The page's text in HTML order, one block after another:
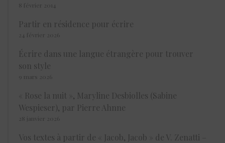
8 février 2014
Partir en résidence pour écrire
24 février 2026
Écrire dans une langue étrangère pour trouver
son style
9 mars 2026
« Rose la nuit », Maryline Desbiolles (Sabine
Wespieser), par Pierre Ahnne
28 janvier 2026
Vos textes à partir de « Jacob, Jacob » de V. Zenatti –